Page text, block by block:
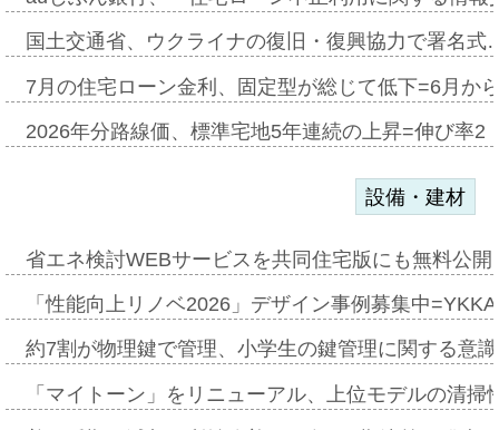
国土交通省、ウクライナの復旧・復興協力で署名
7月の住宅ローン金利、固定型が総じて低下=6月か
2026年分路線価、標準宅地5年連続の上昇=伸び率
設備・建材
省エネ検討WEBサービスを共同住宅版にも無料公
「性能向上リノベ2026」デザイン事例募集中
約7割が物理鍵で管理、小学生の鍵管理に関する意
「マイトーン」をリニューアル、上位モデルの清